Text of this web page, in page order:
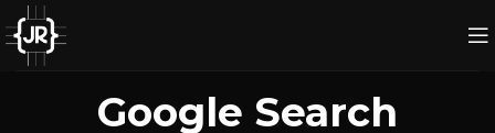
Google Search